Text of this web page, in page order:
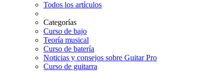
Todos los artículos
Categorías
Curso de bajo
Teoría musical
Curso de batería
Noticias y consejos sobre Guitar Pro
Curso de guitarra